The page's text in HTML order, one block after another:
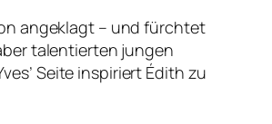
angeklagt – und fürchtet
talentierten jungen
Seite inspiriert Édith zu